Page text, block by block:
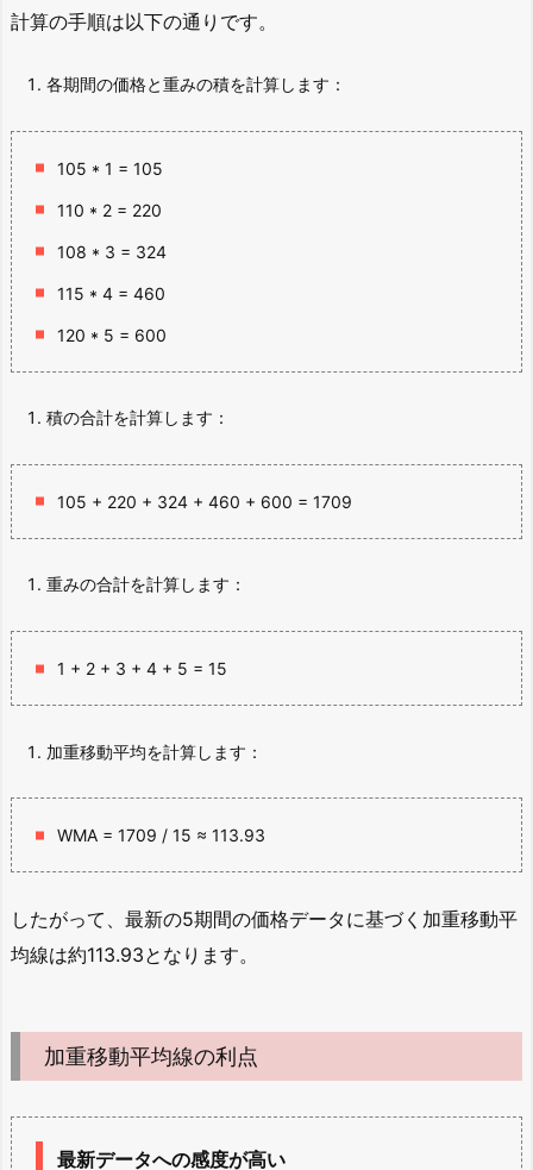
計算の手順は以下の通りです。
各期間の価格と重みの積を計算します：
105 * 1 = 105
110 * 2 = 220
108 * 3 = 324
115 * 4 = 460
120 * 5 = 600
積の合計を計算します：
105 + 220 + 324 + 460 + 600 = 1709
重みの合計を計算します：
1 + 2 + 3 + 4 + 5 = 15
加重移動平均を計算します：
WMA = 1709 / 15 ≈ 113.93
したがって、最新の5期間の価格データに基づく加重移動平
均線は約113.93となります。
加重移動平均線の利点
最新データへの感度が高い